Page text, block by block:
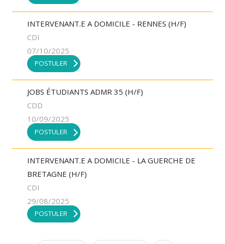
INTERVENANT.E A DOMICILE - RENNES (H/F)
CDI
07/10/2025
POSTULER
JOBS ÉTUDIANTS ADMR 35 (H/F)
CDD
10/09/2025
POSTULER
INTERVENANT.E A DOMICILE - LA GUERCHE DE
BRETAGNE (H/F)
CDI
29/08/2025
POSTULER